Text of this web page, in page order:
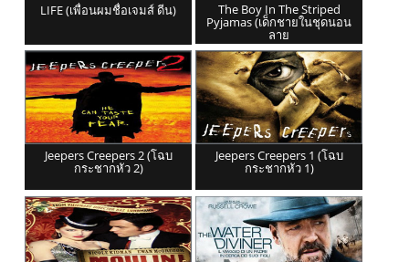
LIFE (เพื่อนผมชื่อเจมส์ ดีน) The Boy In The Striped
Pyjamas (เด็กชายในชุดนอน
ลาย
Jeepers Creepers 2 (โฉบ
กระชากหัว 2)
Jeepers Creepers 1 (โฉบ
กระชากหัว 1)